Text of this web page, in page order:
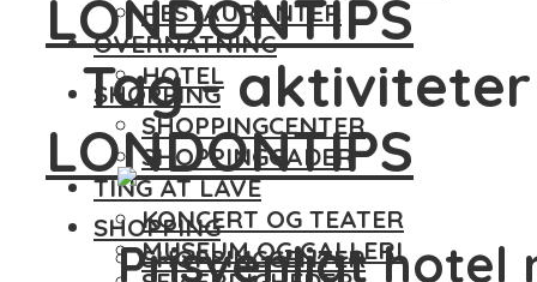
LONDONTIPS
SHOPPING
SHOPPINGCENTER
SHOPPINGGADER
TING AT LAVE
KONCERT OG TEATER
MUSEUM OG GALLERI
RESTAURANTER
OVERNATNING
HOTEL
LONDONTIPS
SHOPPING
SHOPPINGCENTER
Tag - aktiviteter
Prisvenligt hotel